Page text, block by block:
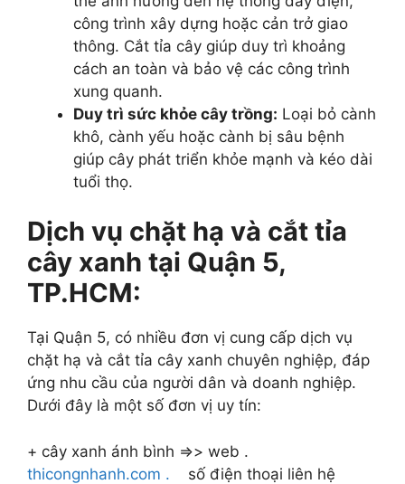
công trình xây dựng hoặc cản trở giao
thông. Cắt tỉa cây giúp duy trì khoảng
cách an toàn và bảo vệ các công trình
xung quanh.
Duy trì sức khỏe cây trồng: Loại bỏ cành
khô, cành yếu hoặc cành bị sâu bệnh
giúp cây phát triển khỏe mạnh và kéo dài
tuổi thọ.
Dịch vụ chặt hạ và cắt tỉa
cây xanh tại Quận 5,
TP.HCM:
Tại Quận 5, có nhiều đơn vị cung cấp dịch vụ
chặt hạ và cắt tỉa cây xanh chuyên nghiệp, đáp
ứng nhu cầu của người dân và doanh nghiệp.
Dưới đây là một số đơn vị uy tín:
+ cây xanh ánh bình =>> web .
thicongnhanh.com .
số điện thoại liên hệ